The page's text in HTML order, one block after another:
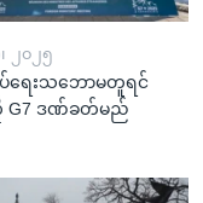
၂၀၂၅
ရေးသဘောမတူရင်
G7 ဒဏ်ခတ်မည်